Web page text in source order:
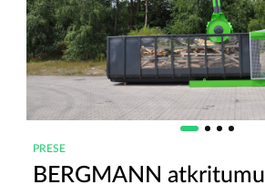
PRESE
BERGMANN atkritumu